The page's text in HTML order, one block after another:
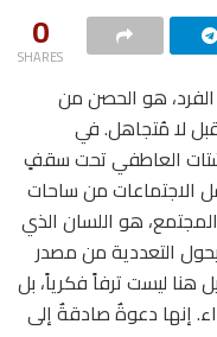
0
SHARES
هو الحصن من
لا مُتجاهل. في
العاطفي تحت سقفٍ
الاجتماعات من ساحات
هو اللسان الذي
التعددية من مصدر
هنا ليست ترفاً فكرياً، بل
إنها دعوةٌ صادقةٌ إلى